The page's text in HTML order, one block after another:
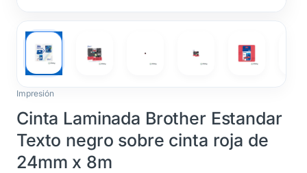
Impresión
Cinta Laminada Brother Estandar
Texto negro sobre cinta roja de
24mm x 8m